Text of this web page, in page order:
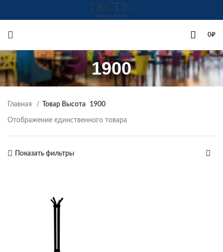
0₽
1900
Главная Товар Высота 1900
Отображение единственного товара
Показать фильтры